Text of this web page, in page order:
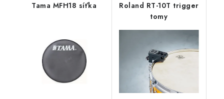
Tama MFH18 síťka
Roland RT-10T trigger
tomy